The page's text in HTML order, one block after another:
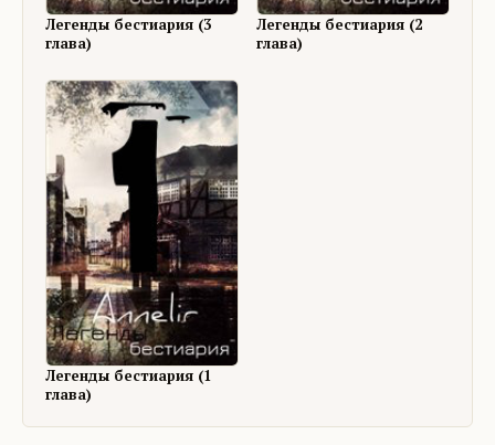
Легенды бестиария (3
глава)
Легенды бестиария (2
глава)
Легенды бестиария (1
глава)